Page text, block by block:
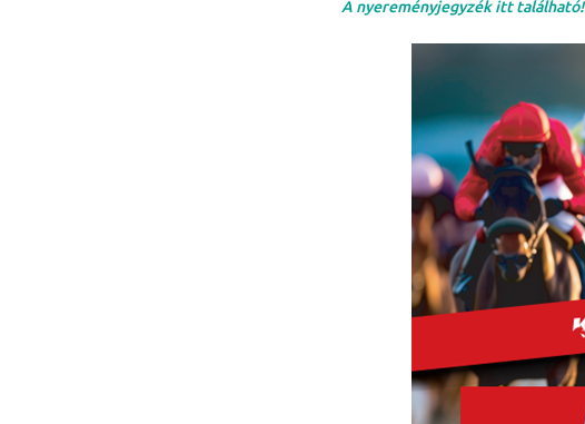
A nyereményjegyzék itt található!